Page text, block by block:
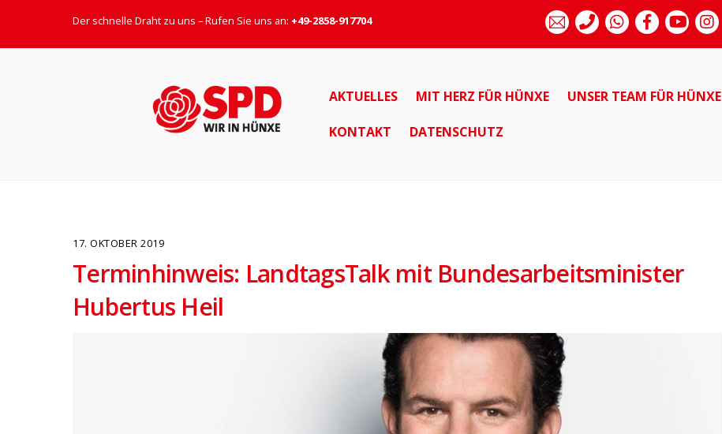
Der schnelle Draht zu uns – Rufen Sie uns an: +49-2858-917704
AKTUELLES MIT HERZ FÜR HÜNXE UNSER TEAM FÜR HÜNXE
KONTAKT DATENSCHUTZ
17. OKTOBER 2019
Terminhinweis: LandtagsTalk mit Bundesarbeitsminister
Hubertus Heil